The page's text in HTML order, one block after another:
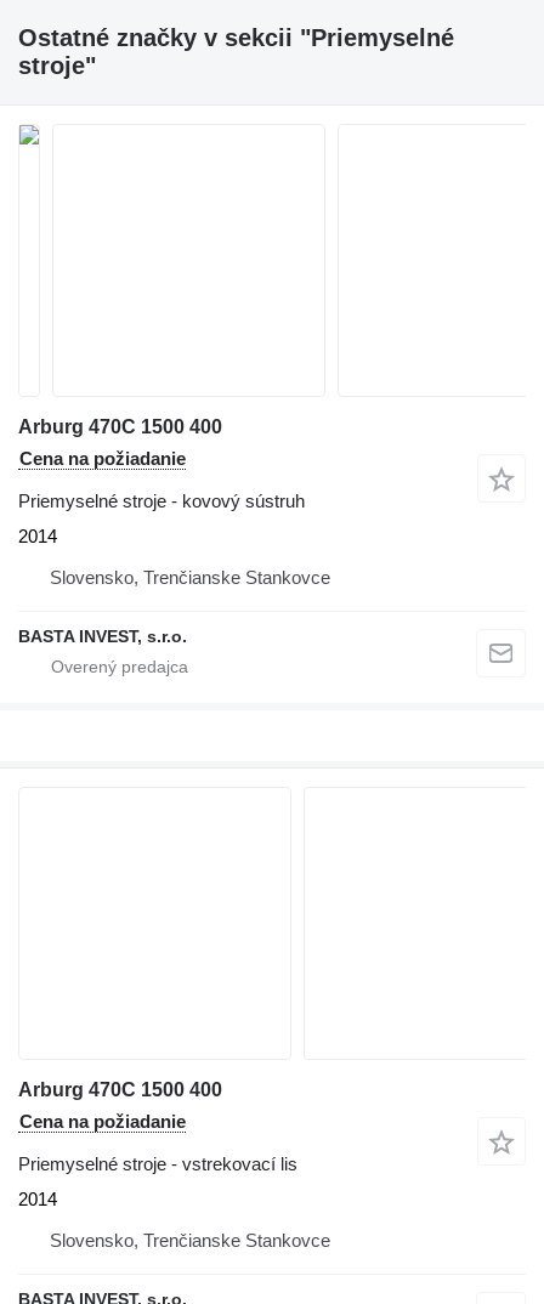
Ostatné značky v sekcii "Priemyselné
stroje"
Arburg 470C 1500 400
Cena na požiadanie
Priemyselné stroje - kovový sústruh
2014
Slovensko, Trenčianske Stankovce
BASTA INVEST, s.r.o.
Arburg 470C 1500 400
Cena na požiadanie
Priemyselné stroje - vstrekovací lis
2014
Slovensko, Trenčianske Stankovce
BASTA INVEST, s.r.o.